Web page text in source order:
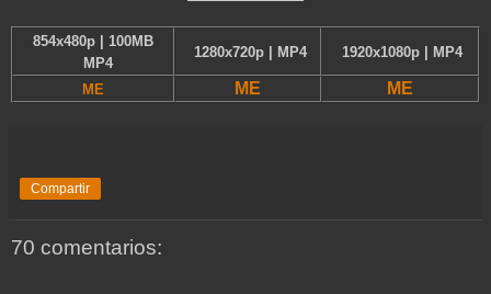
854x480p | 100MB
MP4
1280x720p | MP4 1920x1080p | MP4
ME ME ME
Compartir
70 comentarios: